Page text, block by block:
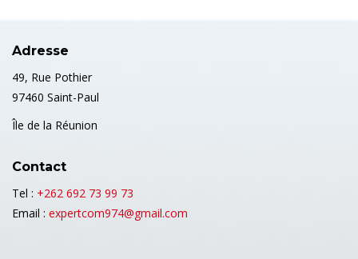
Adresse
49, Rue Pothier
97460 Saint-Paul
Île de la Réunion
Contact
Tel : +262 692 73 99 73
Email : expertcom974@gmail.com